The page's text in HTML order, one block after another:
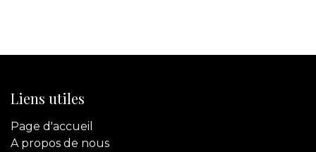
Liens utiles
Page d'accueil
A propos de nous